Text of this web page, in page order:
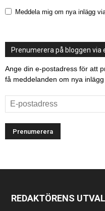
Meddela mig om nya inlägg
Prenumerera på bloggen via
Ange din e-postadress för att
få meddelanden om nya inlägg
E-
postadress
REDAKTÖRENS